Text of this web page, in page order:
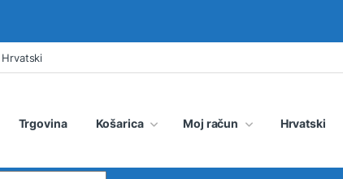
Hrvatski
Trgovina Košarica Moj račun Hrvatski